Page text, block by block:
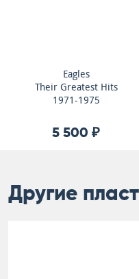
Eagles
Their Greatest Hits
1971-1975
5 500 ₽
Другие